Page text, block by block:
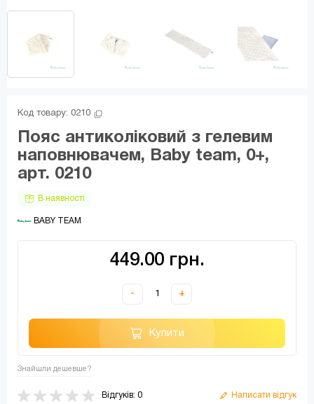
Код товару: 0210
Пояс антиколіковий з гелевим
наповнювачем, Baby team, 0+,
арт. 0210
В наявності
BABY TEAM
449.00 грн.
- +
Купити
Знайшли дешевше?
Відгуків: 0 Написати відгук